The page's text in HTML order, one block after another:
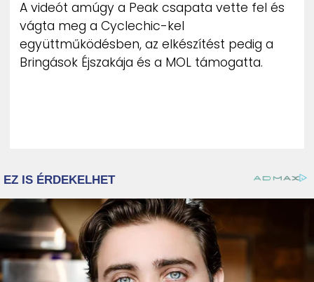
A videót amúgy a Peak csapata vette fel és
vágta meg a Cyclechic-kel
együttműködésben, az elkészítést pedig a
Bringások Éjszakája és a MOL támogatta.